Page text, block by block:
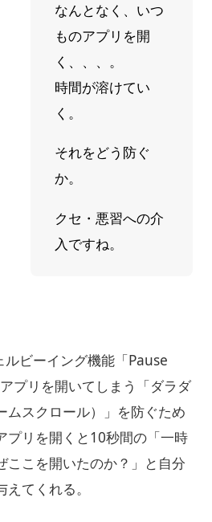
なんとなく、いつ
ものアプリを開
く、、、。
時間が溶けてい
く。
それをどう防ぐ
か。
クセ・悪習への介
入ですね。
ビーイング機能「Pause
プリを開いてしまう「ダラダ
ムスクロール）」を防ぐため
プリを開くと10秒間の「一時
ここを開いたのか？」と自分
てくれる。